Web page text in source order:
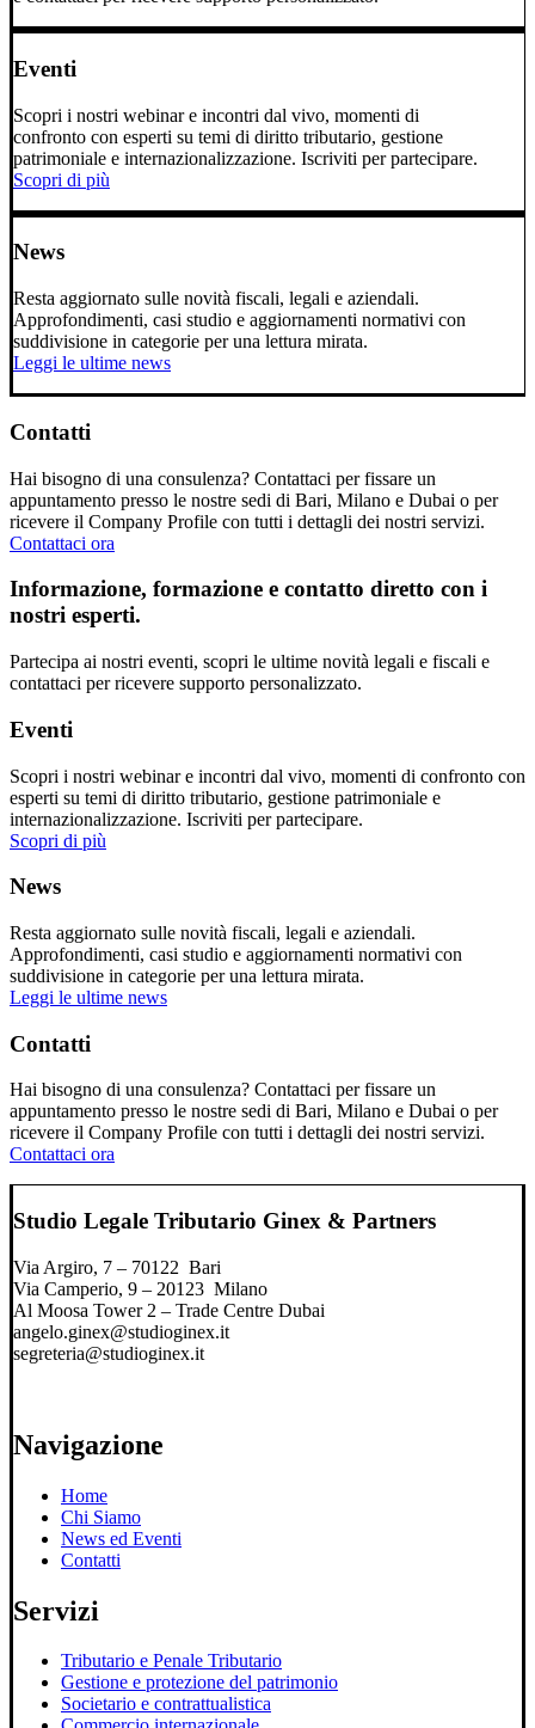
Eventi
Scopri i nostri webinar e incontri dal vivo, momenti di
confronto con esperti su temi di diritto tributario, gestione
patrimoniale e internazionalizzazione. Iscriviti per partecipare.
Scopri di più
News
Resta aggiornato sulle novità fiscali, legali e aziendali.
Approfondimenti, casi studio e aggiornamenti normativi con
suddivisione in categorie per una lettura mirata.
Leggi le ultime news
Contatti
Hai bisogno di una consulenza? Contattaci per fissare un
appuntamento presso le nostre sedi di Bari, Milano e Dubai o per
ricevere il Company Profile con tutti i dettagli dei nostri servizi.
Contattaci ora
Informazione, formazione e contatto diretto con i
nostri esperti.
Partecipa ai nostri eventi, scopri le ultime novità legali e fiscali e
contattaci per ricevere supporto personalizzato.
Eventi
Scopri i nostri webinar e incontri dal vivo, momenti di confronto con
esperti su temi di diritto tributario, gestione patrimoniale e
internazionalizzazione. Iscriviti per partecipare.
Scopri di più
News
Resta aggiornato sulle novità fiscali, legali e aziendali.
Approfondimenti, casi studio e aggiornamenti normativi con
suddivisione in categorie per una lettura mirata.
Leggi le ultime news
Contatti
Hai bisogno di una consulenza? Contattaci per fissare un
appuntamento presso le nostre sedi di Bari, Milano e Dubai o per
ricevere il Company Profile con tutti i dettagli dei nostri servizi.
Contattaci ora
Studio Legale Tributario Ginex & Partners
Via Argiro, 7 – 70122 Bari
Via Camperio, 9 – 20123 Milano
Al Moosa Tower 2 – Trade Centre Dubai
angelo.ginex@studioginex.it
segreteria@studioginex.it
Navigazione
Home
Chi Siamo
News ed Eventi
Contatti
Servizi
Tributario e Penale Tributario
Gestione e protezione del patrimonio
Societario e contrattualistica